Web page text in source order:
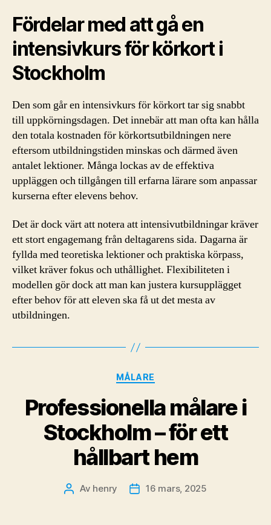
Fördelar med att gå en
intensivkurs för körkort i
Stockholm
Den som går en intensivkurs för körkort tar sig snabbt
till uppkörningsdagen. Det innebär att man ofta kan hålla
den totala kostnaden för körkortsutbildningen nere
eftersom utbildningstiden minskas och därmed även
antalet lektioner. Många lockas av de effektiva
uppläggen och tillgången till erfarna lärare som anpassar
kurserna efter elevens behov.
Det är dock värt att notera att intensivutbildningar kräver
ett stort engagemang från deltagarens sida. Dagarna är
fyllda med teoretiska lektioner och praktiska körpass,
vilket kräver fokus och uthållighet. Flexibiliteten i
modellen gör dock att man kan justera kursupplägget
efter behov för att eleven ska få ut det mesta av
utbildningen.
Kategorier
MÅLARE
Professionella målare i
Stockholm – för ett
hållbart hem
Inläggsförfattare
Av henry Inläggsdatum
16 mars, 2025